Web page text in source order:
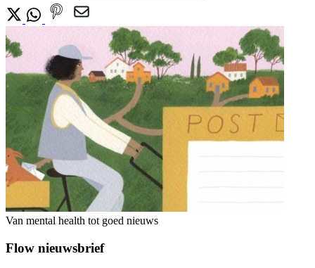
Van mental health tot goed nieuws
Flow nieuwsbrief